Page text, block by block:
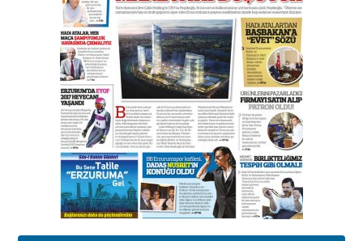
ATATÜRK ÜNİVERSİTESİ?”
28 Temmuz 2026 Salı
Ahmet Gökhan YAZICI
Ahmed Yesevi’den bir Alperen…
”Reisimiz” idi… Hakka yürüdü.!
26 Mart 2026 Perşembe
Cem Bakırcı
Ardında bıraktığı hatıralarıyla
gönül adamı Faruk Terzioğlu!
13 Mayıs 2026 Çarşamba
Esat BİNDESEN
Başkan Sekmen’den Erzurum’a
bir vizyon proje daha!